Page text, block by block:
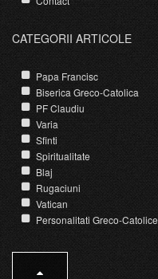
CATEGORII ARTICOLE
Papa Francisc
Biserica Greco-Catolica
PF Claudiu
Varia
Sfinti
Spiritualitate
Blaj
Rugaciuni
Vatican
Personalitati Greco-Catolice